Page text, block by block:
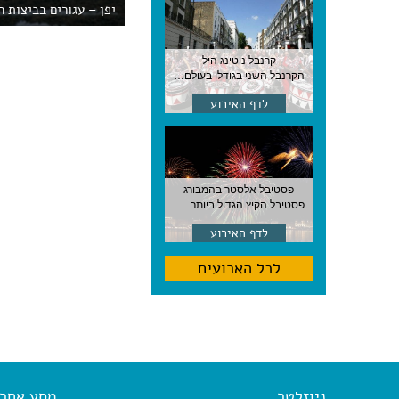
קרנבל נוטינג היל
הקרנבל השני בגודלו בעולם, עם מוזיקה, תהלוכות ותחפושות. לונדון
לדף האירוע
פסטיבל אלסטר בהמבורג
פסטיבל הקיץ הגדול ביותר בהמבורג, סוף אוגוסט, גרמניה
לדף האירוע
לכל הארועים
יפן – עגורים בביצות